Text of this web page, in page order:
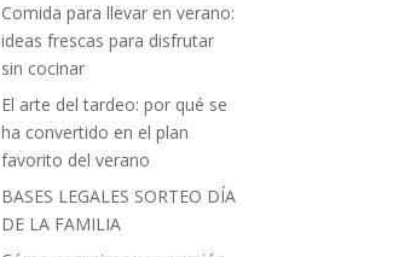
Comida para llevar en verano:
ideas frescas para disfrutar
sin cocinar
El arte del tardeo: por qué se
ha convertido en el plan
favorito del verano
BASES LEGALES SORTEO DÍA
DE LA FAMILIA